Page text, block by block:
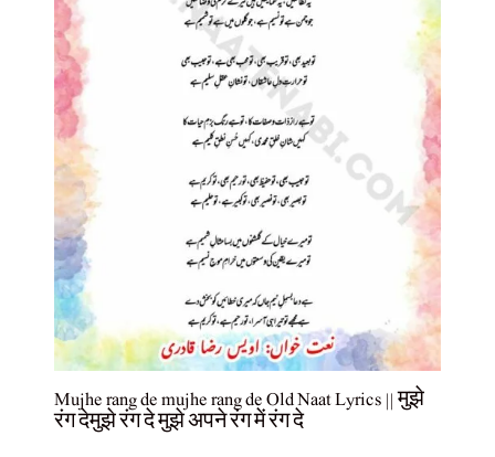
Mujhe rang de mujhe rang de Old Naat Lyrics || मुझे
रंग देमुझे रंग दे मुझे अपने रंग में रंग दे